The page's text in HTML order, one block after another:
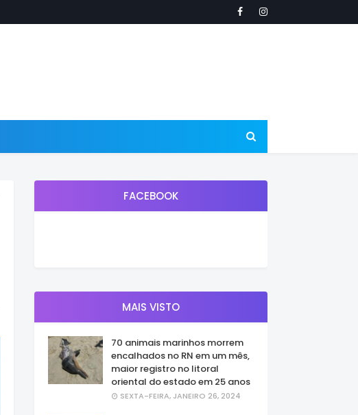
FACEBOOK
MAIS VISTO
70 animais marinhos morrem
encalhados no RN em um mês,
maior registro no litoral
oriental do estado em 25 anos
SEXTA-FEIRA, JANEIRO 26, 2024